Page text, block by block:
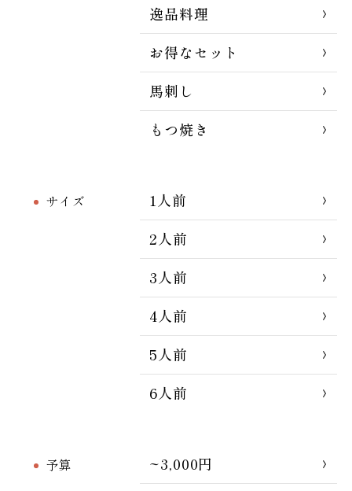
逸品料理
お得なセット
馬刺し
もつ焼き
サイズ
1人前
2人前
3人前
4人前
5人前
6人前
予算
~3,000円